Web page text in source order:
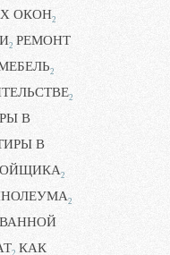
ОКОН2
2 РЕМОНТ
2
2
В
В
2
2
ВАННОЙ
2 КАК